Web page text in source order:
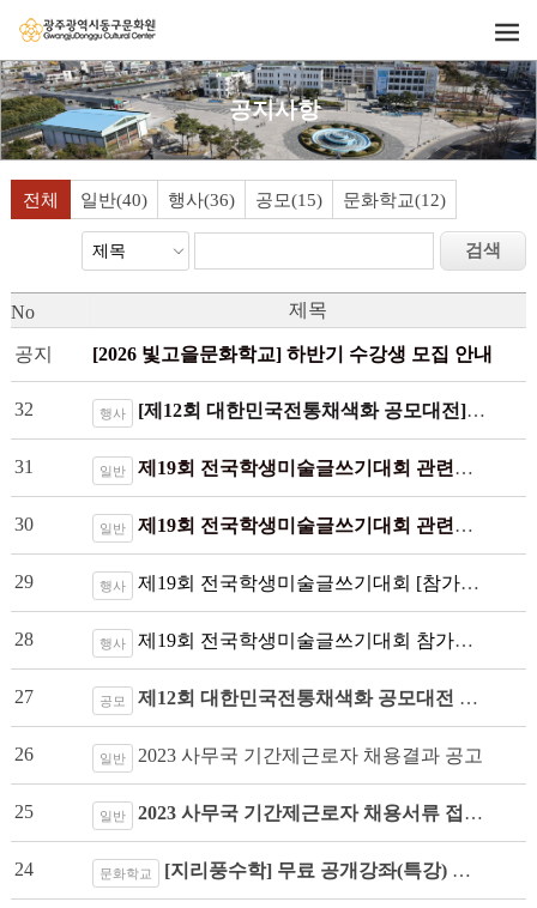
공지사항
전체 일반(40) 행사(36) 공모(15) 문화학교(12)
No 제목
공지 [2026 빛고을문화학교] 하반기 수강생 모집 안내
32 행사 [제12회 대한민국전통채색화 공모대전] 수상작품 및 시상식 일정(정정)
31 일반 제19회 전국학생미술글쓰기대회 관련기사(남도일보)
30 일반 제19회 전국학생미술글쓰기대회 관련기사(광남일보)
29 행사 제19회 전국학생미술글쓰기대회 [참가요령] 안내문
28 행사 제19회 전국학생미술글쓰기대회 참가안내(장소변경)
27 공모 제12회 대한민국전통채색화 공모대전 출품안내
26 일반 2023 사무국 기간제근로자 채용결과 공고
25 일반 2023 사무국 기간제근로자 채용서류 접수결과 공고
24 문화학교 [지리풍수학] 무료 공개강좌(특강) 안내